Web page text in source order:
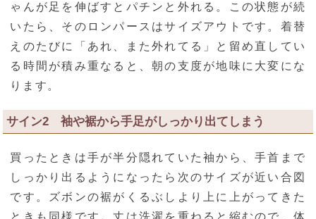
ゃんが足を伸ばすとパチンと外れる。この状態が続
いたら、そのロンパースはサイズアウトです。着替
えのたびに「あれ、また外れてる」と留め直してい
る時間が積み重なると、朝の支度が地味に大変にな
ります。
サイン2 袖や裾から手足がしっかり出てしまう
買ったときは手が半分隠れていた袖から、手首まで
しっかり出るようになったら次のサイズが近い合図
です。ズボンの裾がくるぶしより上に上がってきた